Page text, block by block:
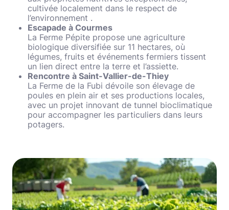
cultivée localement dans le respect de
l’environnement .
Escapade à Courmes
La Ferme Pépite propose une agriculture
biologique diversifiée sur 11 hectares, où
légumes, fruits et événements fermiers tissent
un lien direct entre la terre et l’assiette.
Rencontre à Saint-Vallier-de-Thiey
La Ferme de la Fubi dévoile son élevage de
poules en plein air et ses productions locales,
avec un projet innovant de tunnel bioclimatique
pour accompagner les particuliers dans leurs
potagers.